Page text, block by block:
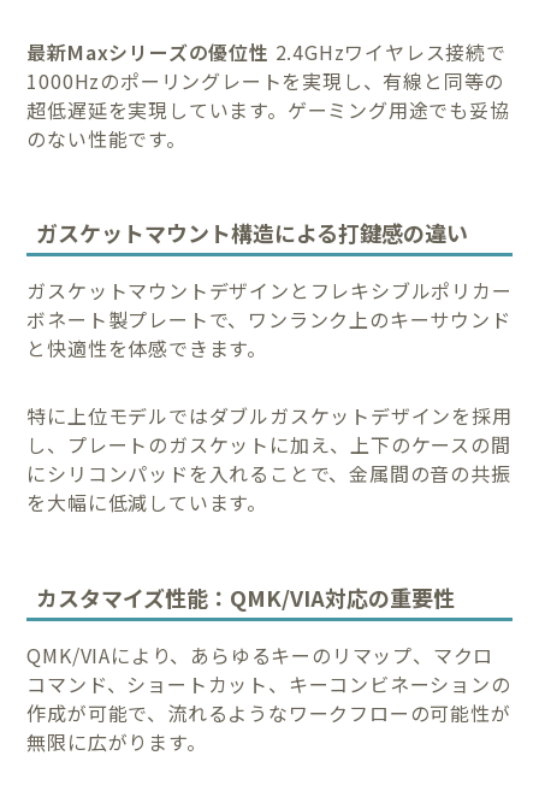
最新Maxシリーズの優位性 2.4GHzワイヤレス接続で
1000Hzのポーリングレートを実現し、有線と同等の
超低遅延を実現しています。ゲーミング用途でも妥協
のない性能です。
ガスケットマウント構造による打鍵感の違い
ガスケットマウントデザインとフレキシブルポリカー
ボネート製プレートで、ワンランク上のキーサウンド
と快適性を体感できます。
特に上位モデルではダブルガスケットデザインを採用
し、プレートのガスケットに加え、上下のケースの間
にシリコンパッドを入れることで、金属間の音の共振
を大幅に低減しています。
カスタマイズ性能：QMK/VIA対応の重要性
QMK/VIAにより、あらゆるキーのリマップ、マクロ
コマンド、ショートカット、キーコンビネーションの
作成が可能で、流れるようなワークフローの可能性が
無限に広がります。